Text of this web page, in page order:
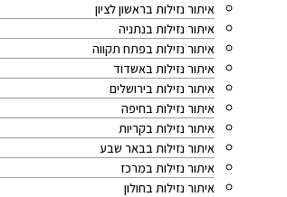
איתור נזילות בראשון לציון
איתור נזילות בנתניה
איתור נזילות בפתח תקווה
איתור נזילות באשדוד
איתור נזילות בירושלים
איתור נזילות בחיפה
איתור נזילות בקריות
איתור נזילות בבאר שבע
איתור נזילות במרכז
איתור נזילות בחולון